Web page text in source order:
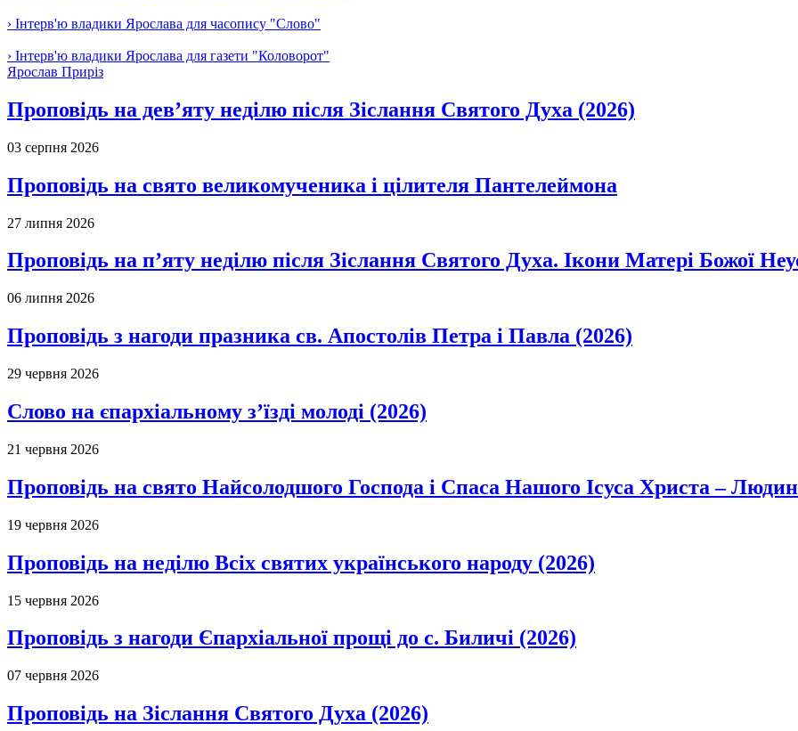
› Інтерв'ю владики Ярослава для часопису "Слово"
› Інтерв'ю владики Ярослава для газети "Коловорот"
Ярослав Приріз
Проповідь на дев’яту неділю після Зіслання Святого Духа (2026)
03 серпня 2026
Проповідь на свято великомученика і цілителя Пантелеймона
27 липня 2026
Проповідь на п’яту неділю після Зіслання Святого Духа. Ікони Матері Божої
06 липня 2026
Проповідь з нагоди празника св. Апостолів Петра і Павла (2026)
29 червня 2026
Слово на єпархіальному з’їзді молоді (2026)
21 червня 2026
Проповідь на свято Найсолодшого Господа і Спаса Нашого Ісуса Христа –
19 червня 2026
Проповідь на неділю Всіх святих українського народу (2026)
15 червня 2026
Проповідь з нагоди Єпархіальної прощі до с. Биличі (2026)
07 червня 2026
Проповідь на Зіслання Святого Духа (2026)